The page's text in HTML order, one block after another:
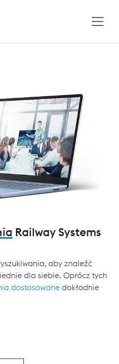
Railway Systems
aby znaleźć
dla siebie. Oprócz tych
dostosowane dokładnie